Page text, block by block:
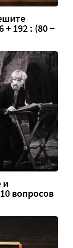
+ 192 : (80 −
и
вопросов